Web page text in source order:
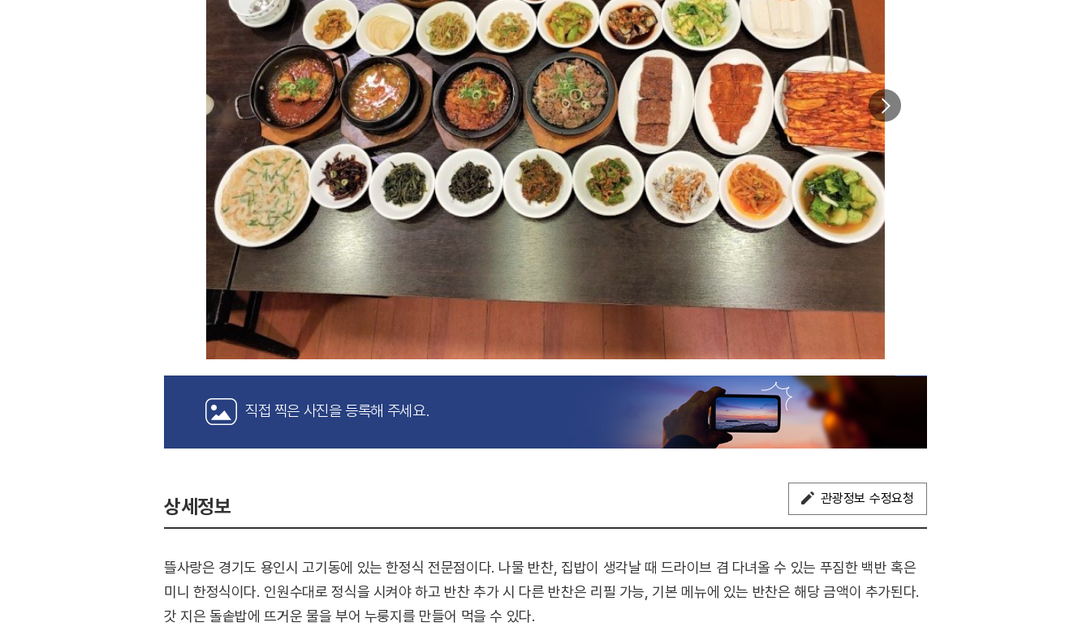
직접 찍은 사진을 등록해 주세요.
상세정보 관광정보 수정요청
뜰사랑은 경기도 용인시 고기동에 있는 한정식 전문점이다. 나물 반찬, 집밥이 생각날 때 드라이브 겸 다녀올 수 있는 푸짐한 백반 혹은
미니 한정식이다. 인원수대로 정식을 시켜야 하고 반찬 추가 시 다른 반찬은 리필 가능, 기본 메뉴에 있는 반찬은 해당 금액이 추가된다.
갓 지은 돌솥밥에 뜨거운 물을 부어 누룽지를 만들어 먹을 수 있다.